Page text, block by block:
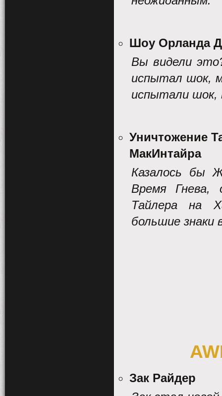
Шоу Орланда
Вы видели
испытал шок,
испытали шок,
Уничтожение
МакИнтайра
Казалось бы
Время Гнева,
Тайлера на
большие знаки
Зак Райдер